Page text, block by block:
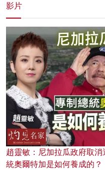
影片
趙靈敏：尼加拉瓜政府取
統奧爾特加是如何養成的？